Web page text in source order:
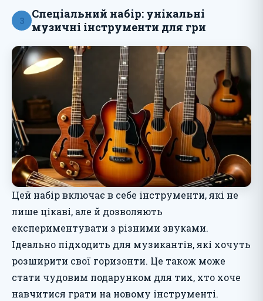
3
Спеціальний набір: унікальні
музичні інструменти для гри
Цей набір включає в себе інструменти, які не
лише цікаві, але й дозволяють
експериментувати з різними звуками.
Ідеально підходить для музикантів, які хочуть
розширити свої горизонти. Це також може
стати чудовим подарунком для тих, хто хоче
навчитися грати на новому інструменті.